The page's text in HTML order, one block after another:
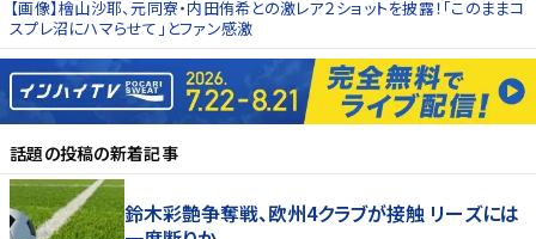
【画像】檜山沙耶、元同寮・内田侑希との激レア２ショットを披露！「このままコ
スプレ沼にハマらせて」とファン感激
話題の投稿の新着記事
鈴木彩艶争奪戦、欧州4クラブが接触 リーズには